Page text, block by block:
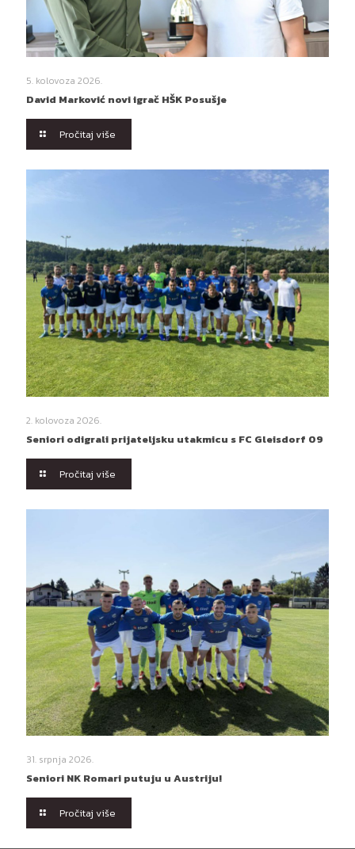
5. kolovoza 2026.
David Marković novi igrač HŠK Posušje
Pročitaj više
2. kolovoza 2026.
Seniori odigrali prijateljsku utakmicu s FC Gleisdorf 09
Pročitaj više
31. srpnja 2026.
Seniori NK Romari putuju u Austriju!
Pročitaj više